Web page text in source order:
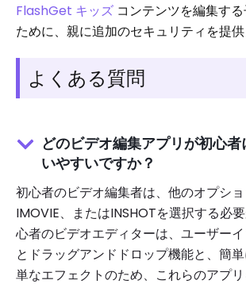
FlashGet キッズ コンテンツを編集す
ために、親に追加のセキュリティを提供
よくある質問
どのビデオ編集アプリが初心
いやすいですか？
初心者のビデオ編集者は、他のオプショ
IMOVIE、またはINSHOTを選択する必
心者のビデオエディターは、ユーザー
とドラッグアンドドロップ機能と、簡
単なエフェクトのため、これらのアプ